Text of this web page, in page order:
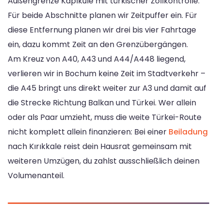
Für beide Abschnitte planen wir Zeitpuffer ein. Für
diese Entfernung planen wir drei bis vier Fahrtage
ein, dazu kommt Zeit an den Grenzübergängen.
Am Kreuz von A40, A43 und A44/A448 liegend,
verlieren wir in Bochum keine Zeit im Stadtverkehr –
die A45 bringt uns direkt weiter zur A3 und damit auf
die Strecke Richtung Balkan und Türkei. Wer allein
oder als Paar umzieht, muss die weite Türkei-Route
nicht komplett allein finanzieren: Bei einer Beiladung
nach Kırıkkale reist dein Hausrat gemeinsam mit
weiteren Umzügen, du zahlst ausschließlich deinen
Volumenanteil.